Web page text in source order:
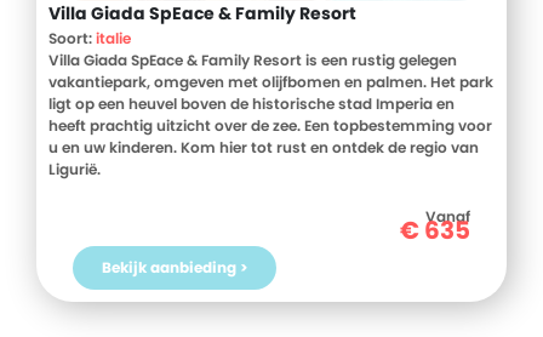
Villa Giada SpEace & Family Resort
Soort:italie
Villa Giada SpEace & Family Resort is een rustig gelegen
vakantiepark, omgeven met olijfbomen en palmen. Het park
ligt op een heuvel boven de historische stad Imperia en
heeft prachtig uitzicht over de zee. Een topbestemming voor
u en uw kinderen. Kom hier tot rust en ontdek de regio van
Ligurië.
Vanaf
€635
Bekijk aanbieding >